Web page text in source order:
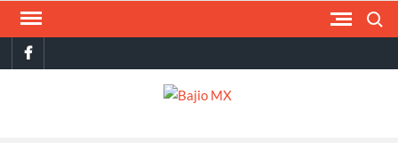
Saltar
contenidofacebook